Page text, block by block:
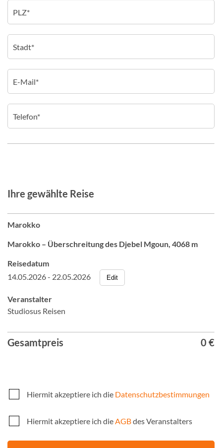
Ihre gewählte Reise
Marokko
Marokko – Überschreitung des Djebel Mgoun, 4068 m
Reisedatum
14.05.2026 - 22.05.2026
Edit
Veranstalter
Studiosus Reisen
Gesamtpreis 0 €
Hiermit akzeptiere ich die Datenschutzbestimmungen
Hiermit akzeptiere ich dieAGBdes Veranstalters